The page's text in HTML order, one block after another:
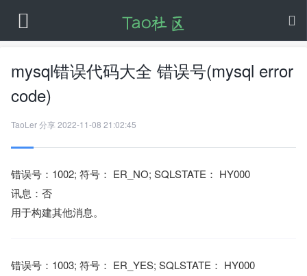
mysql错误代码大全 错误号(mysql error
code)
TaoLer分享2022-11-08 21:02:45
错误号：1002; 符号： ER_NO; SQLSTATE： HY000
讯息：否
用于构建其他消息。
错误号：1003; 符号： ER_YES; SQLSTATE： HY000